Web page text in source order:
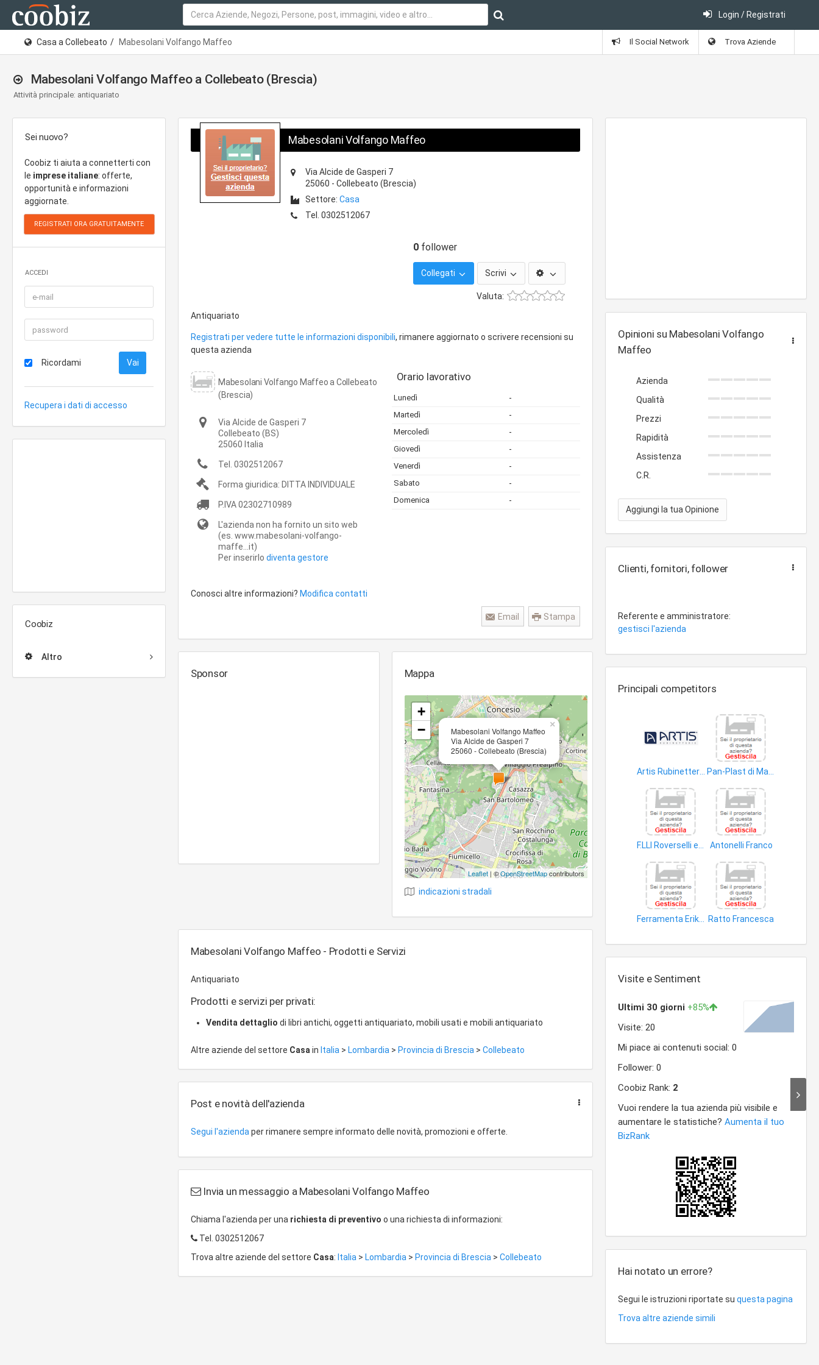
Login / Registrati
Casa a Collebeato Mabesolani Volfango Maffeo Il Social Network Trova Aziende
Mabesolani Volfango Maffeo a Collebeato (Brescia)
Attività principale: antiquariato
Sei nuovo?
Coobiz ti aiuta a connetterti con
le imprese italiane: offerte,
opportunità e informazioni
aggiornate.
ACCEDI
Ricordami
Recupera i dati di accesso
Coobiz
Altro
Mabesolani Volfango Maffeo
Via Alcide de Gasperi 7
25060 - Collebeato (Brescia)
Settore: Casa
Tel. 0302512067
0 follower
Collegati Scrivi
Valuta:
Antiquariato
Registrati per vedere tutte le informazioni disponibili, rimanere aggiornato o scrivere recensioni su
questa azienda
Mabesolani Volfango Maffeo a Collebeato
(Brescia)
Via Alcide de Gasperi 7
Collebeato (BS)
25060 Italia
Tel. 0302512067
Forma giuridica: DITTA INDIVIDUALE
P.IVA02302710989
L'azienda non ha fornito un sito web
(es. www.mabesolani-volfango-
maffe...it)
Per inserirlo diventa gestore
Orario lavorativo
Lunedì -
Martedì -
Mercoledì -
Giovedì -
Venerdì -
Sabato -
Domenica -
Conosci altre informazioni? Modifica contatti
Stampa
Email
Sponsor Mappa
Mabesolani Volfango Maffeo
Via Alcide de Gasperi 7
25060 - Collebeato (Brescia)
×
+
−
Leaflet| ©OpenStreetMapcontributors
indicazioni stradali
Mabesolani Volfango Maffeo - Prodotti e Servizi
Antiquariato
Prodotti e servizi per privati:
Vendita dettaglio di libri antichi, oggetti antiquariato, mobili usati e mobili antiquariato
Altre aziende del settore Casa in Italia > Lombardia > Provincia di Brescia > Collebeato
Post e novità dell'azienda
Segui l'azienda per rimanere sempre informato delle novità, promozioni e offerte.
Invia un messaggio a Mabesolani Volfango Maffeo
Chiama l'azienda per una richiesta di preventivo o una richiesta di informazioni:
Tel. 0302512067
Trova altre aziende del settore Casa: Italia > Lombardia > Provincia di Brescia > Collebeato
Opinioni su Mabesolani Volfango
Maffeo
Azienda
Qualità
Prezzi
Rapidità
Assistenza
C.R.
Aggiungi la tua Opinione
Clienti, fornitori, follower
Referente e amministratore:
gestisci l'azienda
Principali competitors
Antonelli Franco
Ratto Francesca
Visite e Sentiment
Hai notato un errore?
Segui le istruzioni riportate suquesta pagina
Trova altre aziende simili